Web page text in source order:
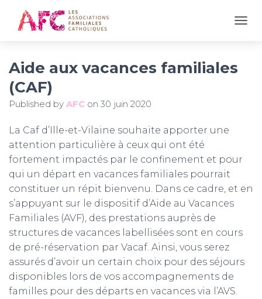
Aide aux vacances familiales
(CAF)
Published by AFC on 30 juin 2020
La Caf d’Ille-et-Vilaine souhaite apporter une
attention particulière à ceux qui ont été
fortement impactés par le confinement et pour
qui un départ en vacances familiales pourrait
constituer un répit bienvenu. Dans ce cadre, et en
s’appuyant sur le dispositif d’Aide au Vacances
Familiales (AVF), des prestations auprès de
structures de vacances labellisées sont en cours
de pré-réservation par Vacaf. Ainsi, vous serez
assurés d’avoir un certain choix pour des séjours
disponibles lors de vos accompagnements de
familles pour des départs en vacances via l’AVS.